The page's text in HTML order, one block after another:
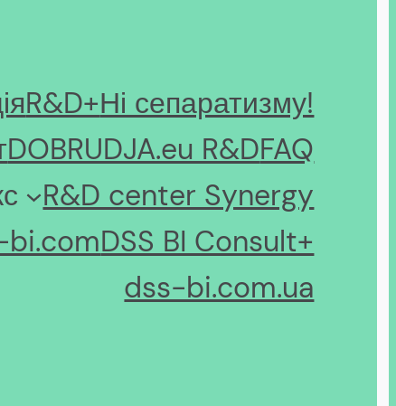
R&D+Ні сепаратизму!
DOBRUDJA.eu R&DFAQ
R&D center Synergy
DSS BI Consult+
dss-bi.com.ua